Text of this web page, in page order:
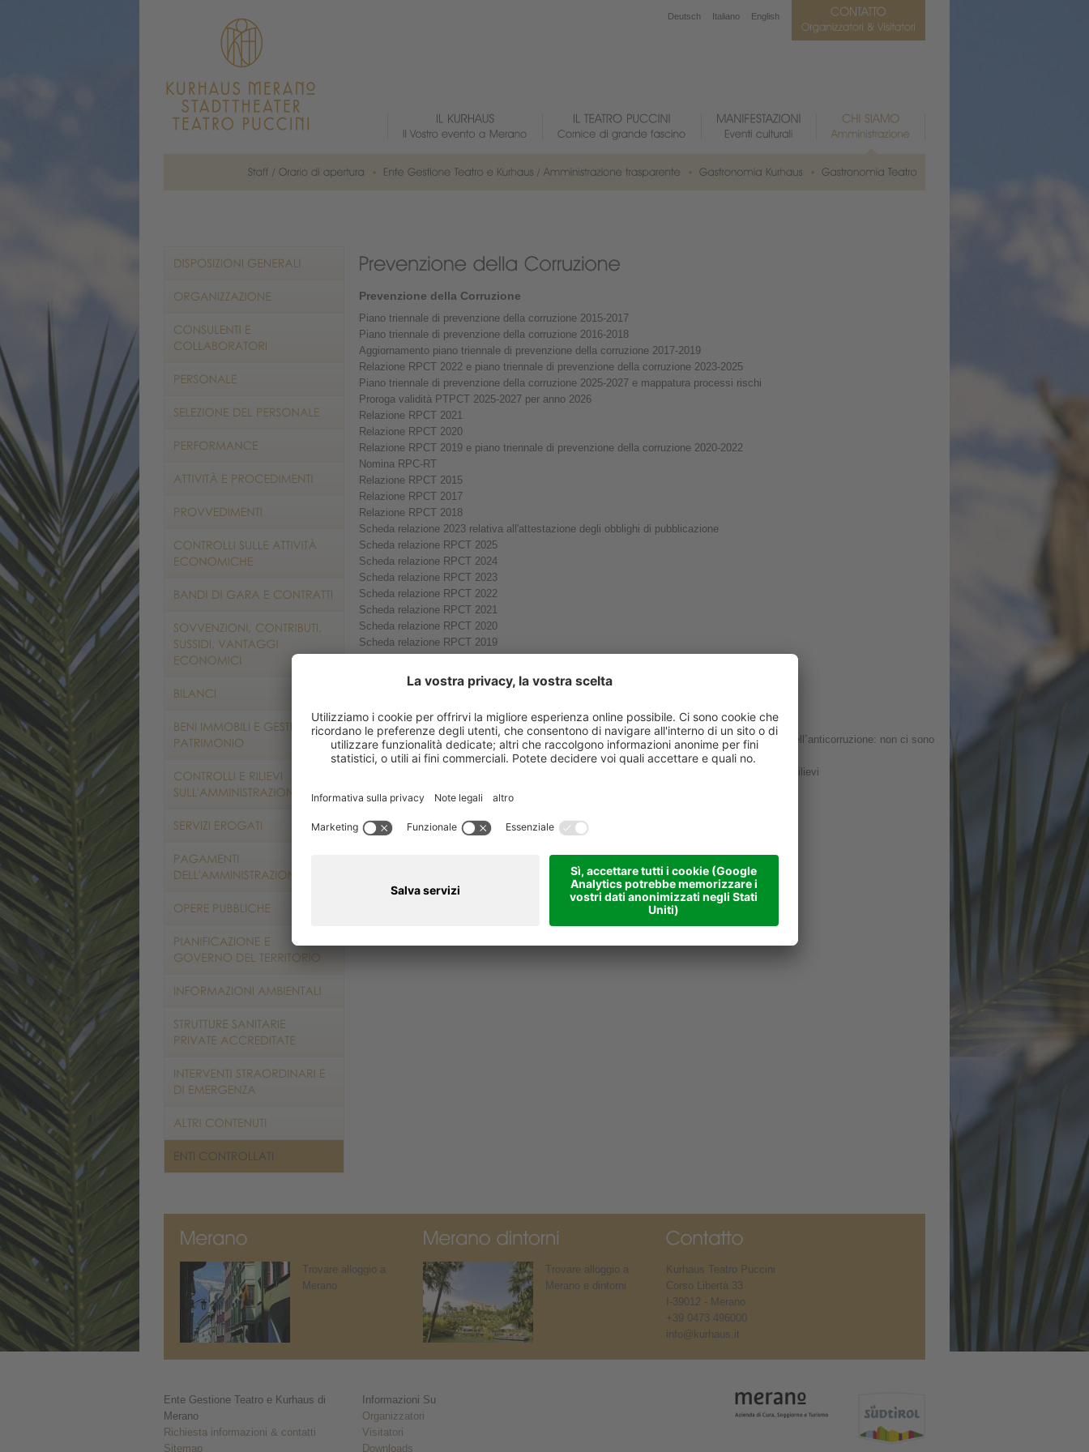
Prevenzione della Corruzione
Piano triennale di prevenzione della corruzione 2015-2017
Piano triennale di prevenzione della corruzione 2016-2018
Aggiornamento piano triennale di prevenzione della corruzione 2017-2019
Relazione RPCT 2022 e piano triennale di prevenzione della corruzione 2023-2025
Piano triennale di prevenzione della corruzione 2025-2027 e mappatura processi rischi
Proroga validità PTPCT 2025-2027 per anno 2026
Relazione RPCT 2021
Relazione RPCT 2020
Relazione RPCT 2019 e piano triennale di prevenzione della corruzione 2020-2022
Nomina RPC-RT
Relazione RPCT 2015
Relazione RPCT 2017
Relazione RPCT 2018
Scheda relazione 2023 relativa all'attestazione degli obblighi di pubblicazione
Scheda relazione RPCT 2025
Scheda relazione RPCT 2024
Scheda relazione RPCT 2023
Scheda relazione RPCT 2022
Scheda relazione RPCT 2021
Scheda relazione RPCT 2020
Scheda relazione RPCT 2019
Scheda relazione RPCT 2017
Scheda relazione RPCT 2016
Atti adottati in ottemperanza a provvedimenti della CiVIT in materia di vigilanza e controllo nell´anticorruzione: non ci sono
rilievi
Atti di accertamento delle violazioni delle disposizioni di cui al d.lgs. n. 39/2013: non ci sono rilievi
Procedura per la segnalazione di illeciti
Regolamento Whistleblower
Le segnalazioni riservate possono essere trasmesse attraverso il servizio segnalazioni
data di creazione 27.07.2015
Deutsch Italiano English
Trovare alloggio a
Merano
Trovare alloggio a
Merano e dintorni
Kurhaus Teatro Puccini
Corso Libertà 33
I-39012 - Merano
+39 0473 496000
info@kurhaus.it
Ente Gestione Teatro e Kurhaus di
Merano
Richiesta informazioni & contatti
Sitemap
Informazioni Su
Organizzatori
Visitatori
Downloads